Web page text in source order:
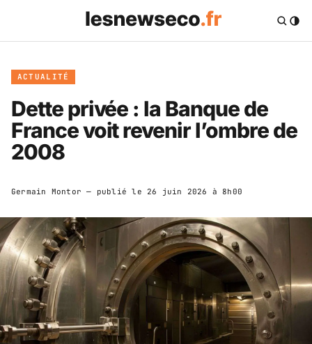
ACTUALITÉ
Dette privée : la Banque de
France voit revenir l’ombre de
2008
Germain Montor — publié le 26 juin 2026 à 8h00